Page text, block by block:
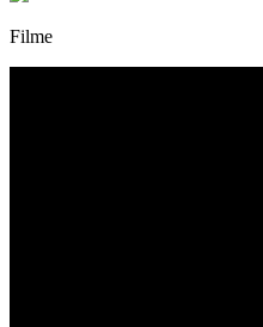
Filme